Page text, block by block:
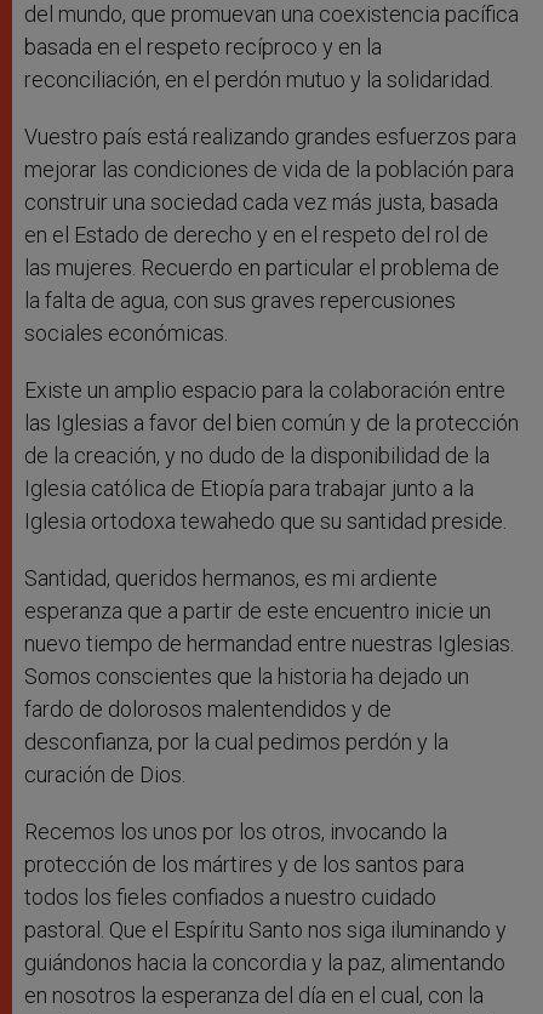
del mundo, que promuevan una coexistencia pacífica
basada en el respeto recíproco y en la
reconciliación, en el perdón mutuo y la solidaridad.
Vuestro país está realizando grandes esfuerzos para
mejorar las condiciones de vida de la población para
construir una sociedad cada vez más justa, basada
en el Estado de derecho y en el respeto del rol de
las mujeres. Recuerdo en particular el problema de
la falta de agua, con sus graves repercusiones
sociales económicas.
Existe un amplio espacio para la colaboración entre
las Iglesias a favor del bien común y de la protección
de la creación, y no dudo de la disponibilidad de la
Iglesia católica de Etiopía para trabajar junto a la
Iglesia ortodoxa tewahedo que su santidad preside.
Santidad, queridos hermanos, es mi ardiente
esperanza que a partir de este encuentro inicie un
nuevo tiempo de hermandad entre nuestras Iglesias.
Somos conscientes que la historia ha dejado un
fardo de dolorosos malentendidos y de
desconfianza, por la cual pedimos perdón y la
curación de Dios.
Recemos los unos por los otros, invocando la
protección de los mártires y de los santos para
todos los fieles confiados a nuestro cuidado
pastoral. Que el Espíritu Santo nos siga iluminando y
guiándonos hacia la concordia y la paz, alimentando
en nosotros la esperanza del día en el cual, con la